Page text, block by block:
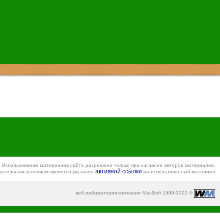
Использование материалов сайта разрешено только при согласии авторов материалов.
условием является указание активной ссылки на использованный материал
веб-лаборатория компании MaxSoft 1999-2002 ©